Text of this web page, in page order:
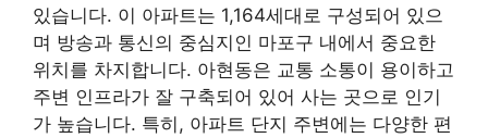
있습니다. 이 아파트는 1,164세대로 구성되어 있으
며 방송과 통신의 중심지인 마포구 내에서 중요한
위치를 차지합니다. 아현동은 교통 소통이 용이하고
주변 인프라가 잘 구축되어 있어 사는 곳으로 인기
가 높습니다. 특히, 아파트 단지 주변에는 다양한 편